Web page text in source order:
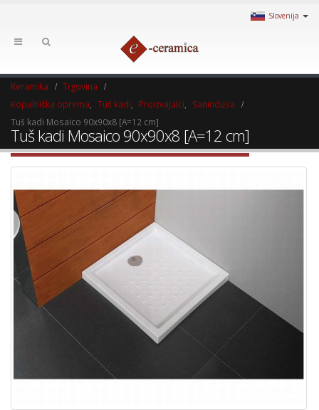
Slovenija
Keramika
Trgovina
Kopalniška oprema
Tuš kadi Proizvajalci
Sanindusa
Tuš kadi Mosaico 90x90x8 [A=12 cm]
Tuš kadi Mosaico 90x90x8 [A=12 cm]